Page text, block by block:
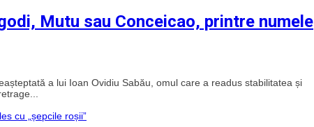
Mutu sau Conceicao, printre numele
a lui Ioan Ovidiu Sabău, omul care a readus stabilitatea și